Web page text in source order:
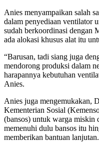
Anies menyampaikan salah
dalam penyediaan ventilator
sudah berkoordinasi
ada alokasi khusus alat itu
“Barusan, tadi siang juga
mendorong produksi dalam
harapannya kebutuhan
Anies.
Anies juga mengemukakan,
Kementerian Sosial
(bansos) untuk warga
memenuhi dulu bansos itu
memberikan bantuan lanjutan.